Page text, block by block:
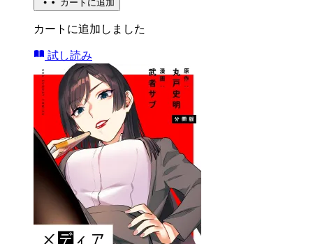
カートに追加
カートに追加しました
試し読み